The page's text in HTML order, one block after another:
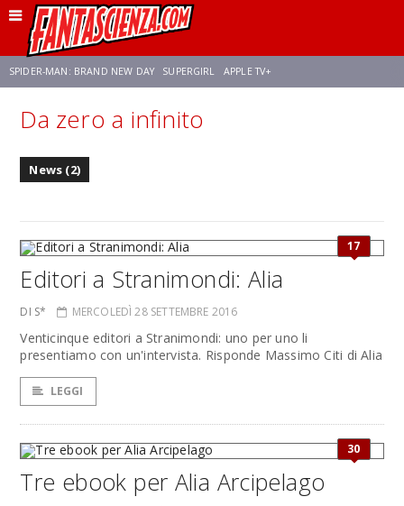
SPIDER-MAN: BRAND NEW DAY SUPERGIRL APPLE TV+
FRANCO RICCIARDIELLO ZENDAYA STAR TREK
Da zero a infinito
News (2)
17
Editori a Stranimondi: Alia
DI S* MERCOLEDÌ 28 SETTEMBRE 2016
Venticinque editori a Stranimondi: uno per uno li
presentiamo con un'intervista. Risponde Massimo Citi di Alia
LEGGI
30
Tre ebook per Alia Arcipelago